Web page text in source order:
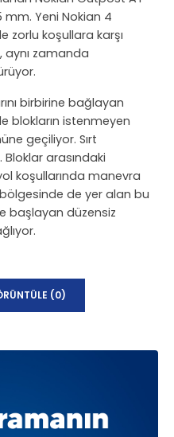
Yeni Nokian 4
zorlu koşullara karşı
aynı zamanda
birbirine bağlayan
blokların istenmeyen
geçiliyor. Sırt
Bloklar arasındaki
koşullarında manevra
de yer alan bu
başlayan düzensiz
(0)